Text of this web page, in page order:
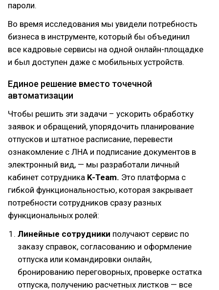
пароли.
Во время исследования мы увидели потребность
бизнеса в инструменте, который бы объединил
все кадровые сервисы на одной онлайн-площадке
и был доступен даже с мобильных устройств.
Единое решение вместо точечной
автоматизации
Чтобы решить эти задачи – ускорить обработку
заявок и обращений, упорядочить планирование
отпусков и штатное расписание, перевести
ознакомление с ЛНА и подписание документов в
электронный вид, — мы разработали личный
кабинет сотрудника K-Team. Это платформа с
гибкой функциональностью, которая закрывает
потребности сотрудников сразу разных
функциональных ролей:
Линейные сотрудники получают сервис по
заказу справок, согласованию и оформление
отпуска или командировки онлайн,
бронированию переговорных, проверке остатка
отпуска, получению расчетных листков — все